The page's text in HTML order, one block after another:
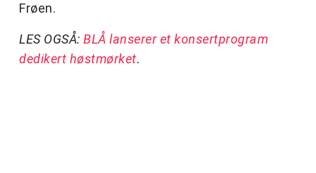
Frøen.
LES OGSÅ: BLÅ lanserer et konsertprogram
dedikert høstmørket.